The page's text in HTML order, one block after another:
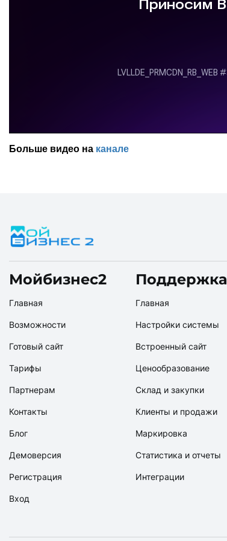
Больше видео на канале
Мойбизнес2
Главная
Возможности
Готовый сайт
Тарифы
Партнерам
Контакты
Блог
Демоверсия
Регистрация
Вход
Поддержка
Главная
Настройки системы
Встроенный сайт
Ценообразование
Склад и закупки
Клиенты и продажи
Маркировка
Статистика и отчеты
Интеграции